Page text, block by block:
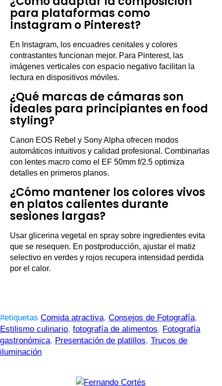
para plataformas como
Instagram o Pinterest?
En Instagram, los encuadres cenitales y colores
contrastantes funcionan mejor. Para Pinterest, las
imágenes verticales con espacio negativo facilitan la
lectura en dispositivos móviles.
¿Qué marcas de cámaras son
ideales para principiantes en food
styling?
Canon EOS Rebel y Sony Alpha ofrecen modos
automáticos intuitivos y calidad profesional. Combinarlas
con lentes macro como el EF 50mm f/2.5 optimiza
detalles en primeros planos.
¿Cómo mantener los colores vivos
en platos calientes durante
sesiones largas?
Usar glicerina vegetal en spray sobre ingredientes evita
que se resequen. En postproducción, ajustar el matiz
selectivo en verdes y rojos recupera intensidad perdida
por el calor.
#etiquetas Comida atractiva, Consejos de Fotografía,
Estilismo culinario, fotografía de alimentos, Fotografía
gastronómica, Presentación de platillos, Trucos de
iluminación